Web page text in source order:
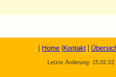
Home Kontakt
Letzte Änderung: 15.02.03